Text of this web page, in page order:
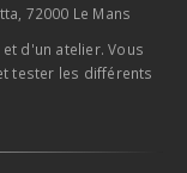
72000 Le Mans
d'un atelier. Vous
tester les différents